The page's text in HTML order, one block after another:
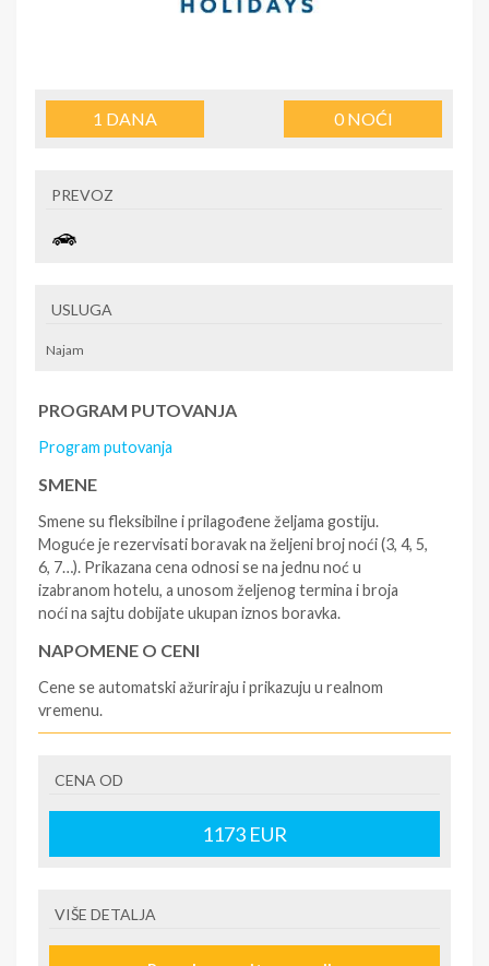
1 DANA 0NOĆI
PREVOZ
USLUGA
Najam
PROGRAM PUTOVANJA
Program putovanja
SMENE
Smene su fleksibilne i prilagođene željama gostiju.
Moguće je rezervisati boravak na željeni broj noći (3, 4, 5,
6, 7…). Prikazana cena odnosi se na jednu noć u
izabranom hotelu, a unosom željenog termina i broja
noći na sajtu dobijate ukupan iznos boravka.
NAPOMENE O CENI
Cene se automatski ažuriraju i prikazuju u realnom
vremenu.
- rezervisane i potvrđene usluge u izabranoj smeštajnoj
jedinici prema opisu - korišćenje hotelskih sadržaja
prema opisu - uslugu rezervacije - organizaciju
putovanja
krizu) na destinaciji, plaćaju se na recepciji
CENA OD
1173 EUR
VIŠE DETALJA